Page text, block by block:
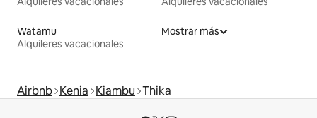
Watamu
Alquileres vacacionales
Mostrar más
Airbnb Kenia Kiambu Thika